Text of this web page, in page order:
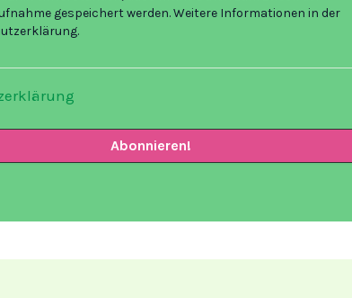
gespeichert werden. Weitere Informationen in der